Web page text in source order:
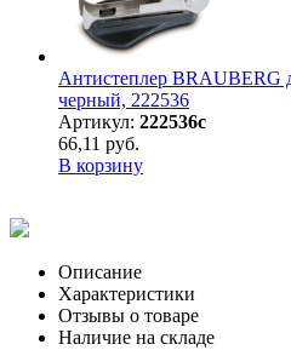
Антистеплер BRAUBERG
черный, 222536
Артикул: 222536с
66,11 руб.
В корзину
Описание
Характеристики
Отзывы о товаре
Наличие на складе